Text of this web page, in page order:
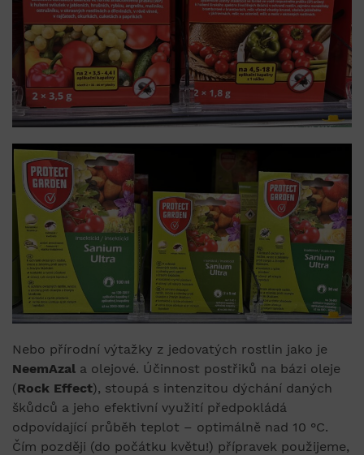
Nebo přírodní výtažky z jedovatých rostlin jako je
NeemAzal a olejové. Účinnost postřiků na bázi oleje
(Rock Effect), stoupá s intenzitou dýchání daných
škůdců a jeho efektivní využití předpokládá
odpovídající průběh teplot – optimálně nad 10 °C.
Čím později (do počátku květu!) přípravek použijeme,